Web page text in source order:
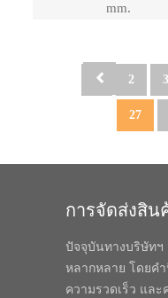
mm.
1 2 3
27
การจัดส่งสิน
ปัจจุบันทางบริษัท
หลากหลาย โดยค
ความรวดเร็ว แล